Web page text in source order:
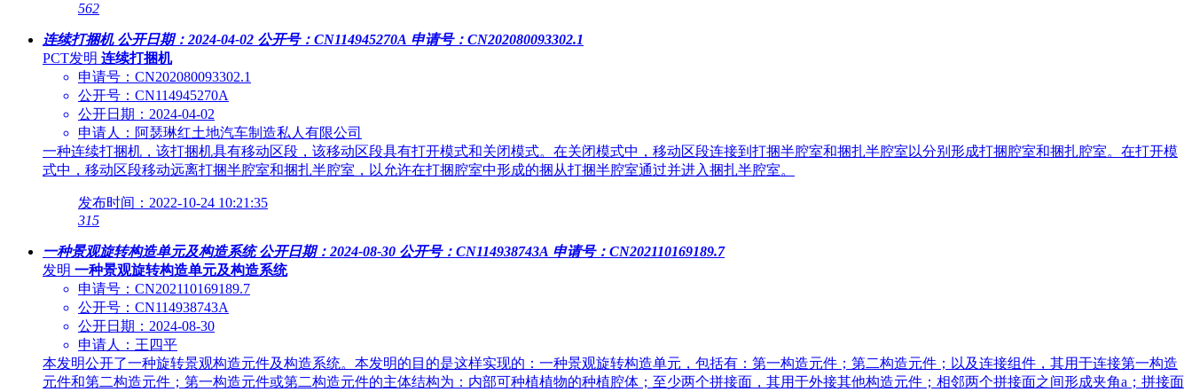
562
连续打捆机 公开日期：2024-04-02 公开号：CN114945270A 申请号：CN202080093302.1
PCT发明 连续打捆机
申请号：CN202080093302.1
公开号：CN114945270A
公开日期：2024-04-02
申请人：阿瑟琳红土地汽车制造私人有限公司
一种连续打捆机，该打捆机具有移动区段，该移动区段具有打开模式和关闭模式。在关闭模式中，移动区段连接到打捆半腔室和捆扎半腔室以分别形成打捆腔室和捆扎腔室。在打开模
式中，移动区段移动远离打捆半腔室和捆扎半腔室，以允许在打捆腔室中形成的捆从打捆半腔室通过并进入捆扎半腔室。
发布时间：2022-10-24 10:21:35
315
一种景观旋转构造单元及构造系统 公开日期：2024-08-30 公开号：CN114938743A 申请号：CN202110169189.7
发明 一种景观旋转构造单元及构造系统
申请号：CN202110169189.7
公开号：CN114938743A
公开日期：2024-08-30
申请人：王四平
本发明公开了一种旋转景观构造元件及构造系统。本发明的目的是这样实现的：一种景观旋转构造单元，包括有：第一构造元件；第二构造元件；以及连接组件，其用于连接第一构造
元件和第二构造元件；第一构造元件或第二构造元件的主体结构为：内部可种植植物的种植腔体；至少两个拼接面，其用于外接其他构造元件；相邻两个拼接面之间形成夹角a；拼接面